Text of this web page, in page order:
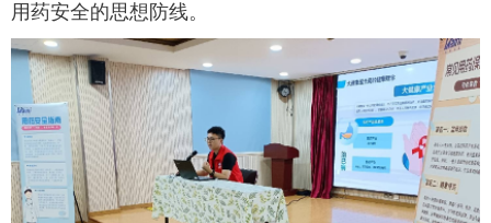
用药安全的思想防线。